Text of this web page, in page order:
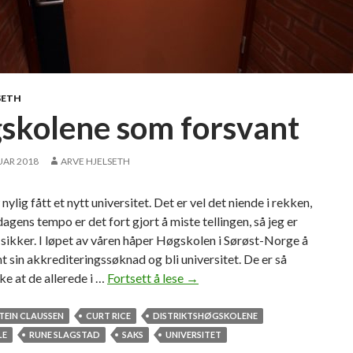
som forsvant
2018 ARVE HJELSETH
fått et nytt universitet. Det er vel det niende i rekken,
tempo er det fort gjort å miste tellingen, så jeg er
I løpet av våren håper Høgskolen i Sørøst-Norge å
sin akkrediteringssøknad og bli universitet. De er så
at de allerede i … Fortsett å lese H
g
s
→
CLAUSSEN CURT RICE
DISTRIKTSHØGSKOLENE
RUNE SLAGSTAD SAKS UNIVERSITET